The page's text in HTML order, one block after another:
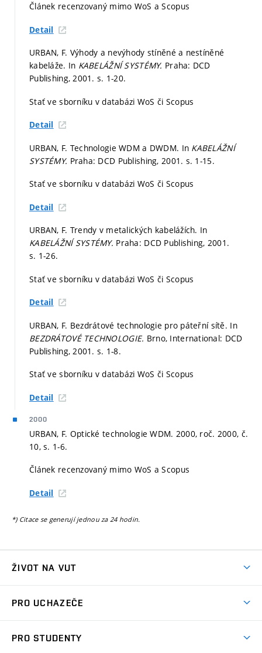
Článek recenzovaný mimo WoS a Scopus
Detail
URBAN, F. Výhody a nevýhody stíněné a nestíněné
kabeláže. In KABELÁŽNÍ SYSTÉMY. Praha: DCD
Publishing, 2001.s. 1-20.
Stať ve sborníku v databázi WoS či Scopus
Detail
URBAN, F. Technologie WDM a DWDM. In KABELÁŽNÍ
SYSTÉMY. Praha: DCD Publishing, 2001. s. 1-15.
Stať ve sborníku v databázi WoS či Scopus
Detail
URBAN, F. Trendy v metalických kabelážích. In
KABELÁŽNÍ SYSTÉMY. Praha: DCD Publishing, 2001.
s. 1-26.
Stať ve sborníku v databázi WoS či Scopus
Detail
URBAN, F. Bezdrátové technologie pro páteřní sítě. In
BEZDRÁTOVÉ TECHNOLOGIE. Brno, International: DCD
Publishing, 2001.s. 1-8.
Stať ve sborníku v databázi WoS či Scopus
Detail
2000
URBAN, F. Optické technologie WDM. 2000, roč. 2000, č.
10,s. 1-6.
Článek recenzovaný mimo WoS a Scopus
Detail
*) Citace se generují jednou za 24 hodin.
ŽIVOT NA VUT
Koleje
PRO UCHAZEČE
PRO STUDENTY